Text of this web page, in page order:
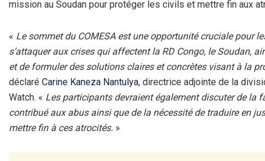
mission au Soudan pour protéger les civils et mettre fin aux
« Le sommet du COMESA est une opportunité cruciale pour
s’attaquer aux crises qui affectent la RD Congo, le Soudan,
et de formuler des solutions claires et concrètes visant à la
déclaré Carine Kaneza Nantulya, directrice adjointe de la
Watch. « Les participants devraient également discuter de la
contribué aux abus ainsi que de la nécessité de traduire en
mettre fin à ces atrocités. »